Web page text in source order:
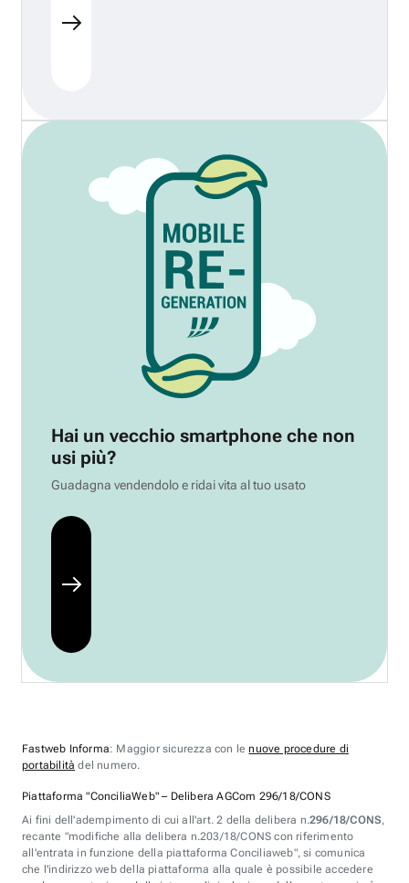
Hai un vecchio smartphone che non
usi più?
Guadagna vendendolo e ridai vita al tuo usato
Fastweb Informa: Maggior sicurezza con lenuove procedure di
portabilità del numero.
Piattaforma "ConciliaWeb" – Delibera AGCom 296/18/CONS
Ai fini dell'adempimento di cui all'art. 2 della delibera n.296/18/CONS,
recante "modifiche alla delibera n.203/18/CONS con riferimento
all'entrata in funzione della piattaforma Conciliaweb", si comunica
che l'indirizzo web della piattaforma alla quale è possibile accedere